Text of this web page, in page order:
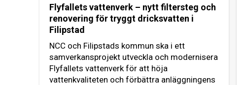
Flyfallets vattenverk – nytt filtersteg och
renovering för tryggt dricksvatten i
Filipstad
NCC och Filipstads kommun ska i ett
samverkansprojekt utveckla och modernisera
Flyfallets vattenverk för att höja
vattenkvaliteten och förbättra anläggningens